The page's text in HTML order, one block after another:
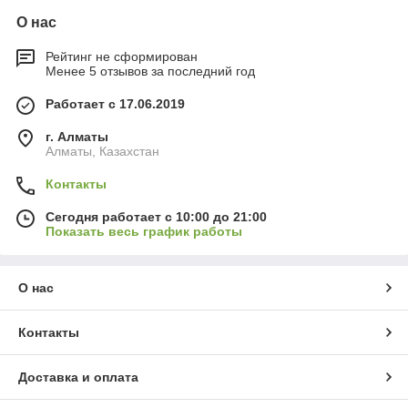
О нас
Рейтинг не сформирован
Менее 5 отзывов за последний год
Работает с 17.06.2019
г. Алматы
Алматы, Казахстан
Контакты
Сегодня работает с 10:00 до 21:00
Показать весь график работы
О нас
Контакты
Доставка и оплата